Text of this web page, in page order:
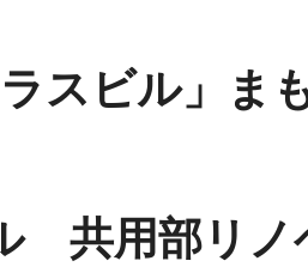
スビル」ま
共用部リノ